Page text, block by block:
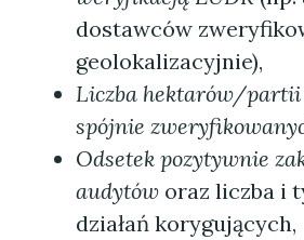
dostawców
geolokalizacyjnie),
Liczba hektarów/partii
spójnie
Odsetek pozytywnie
audytów oraz liczba i
działań korygujących,